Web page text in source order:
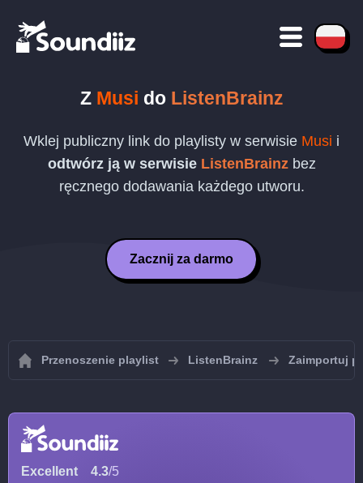
Z Musi do ListenBrainz
Wklej publiczny link do playlisty w serwisie Musi i
odtwórz ją w serwisie ListenBrainzbez
ręcznego dodawania każdego utworu.
Zacznij za darmo
Przenoszenie playlist ListenBrainz Zaimportuj
Excellent 4.3/5